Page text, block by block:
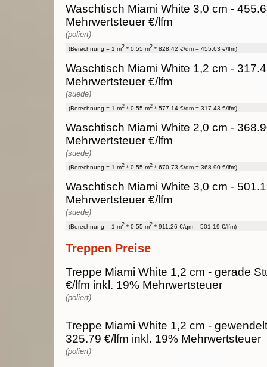
Waschtisch Miami White 3,0 cm -
Mehrwertsteuer €/lfm
(poliert)
(Berechnung = 1 m2 * 0.55 m2 * 828.42 €/qm = 455.63 €/lfm)
Waschtisch Miami White 1,2 cm -
Mehrwertsteuer €/lfm
(suede)
(Berechnung = 1 m2 * 0.55 m2 * 577.14 €/qm = 317.43 €/lfm)
Waschtisch Miami White 2,0 cm -
Mehrwertsteuer €/lfm
(suede)
(Berechnung = 1 m2 * 0.55 m2 * 670.73 €/qm = 368.90 €/lfm)
Waschtisch Miami White 3,0 cm -
Mehrwertsteuer €/lfm
(suede)
(Berechnung = 1 m2 * 0.55 m2 * 911.26 €/qm = 501.19 €/lfm)
Treppen Preise
Treppe Miami White 1,2 cm - gerade
€/lfm inkl. 19% Mehrwertsteuer
(poliert)
Treppe Miami White 1,2 cm -
325.79 €/lfm inkl. 19% Mehrwertsteuer
(poliert)